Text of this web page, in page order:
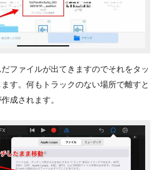
ファイルが出てきますのでそれをタッ
す。何もトラックのない場所で離すと
成されます。